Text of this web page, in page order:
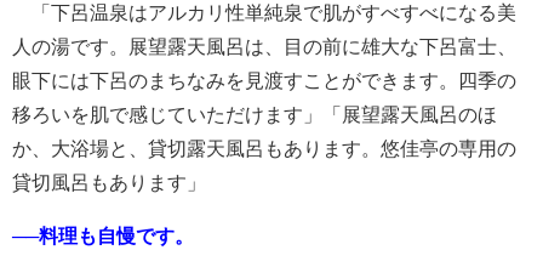
「下呂温泉はアルカリ性単純泉で肌がすべすべになる美
人の湯です。展望露天風呂は、目の前に雄大な下呂富士、
眼下には下呂のまちなみを見渡すことができます。四季の
移ろいを肌で感じていただけます」「展望露天風呂のほ
か、大浴場と、貸切露天風呂もあります。悠佳亭の専用の
貸切風呂もあります」
──料理も自慢です。